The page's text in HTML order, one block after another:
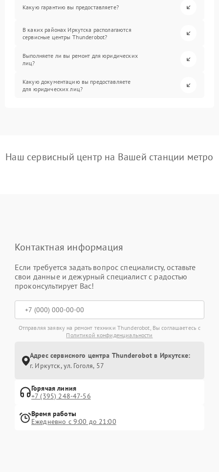
Какую гарантию вы предоставляете?
В каких районах Иркутска располагаются
сервисные центры Thunderobot?
Выполняете ли вы ремонт для юридических
лиц?
Какую документацию вы предоставляете
для юридических лиц?
Наш сервисный центр на Вашей станции метро
Контактная информация
Если требуется задать вопрос специалисту, оставьте
свои данные и дежурный специалист с радостью
проконсультирует Вас!
Отправляя заявку на ремонт техники Thunderobot, Вы соглашаетесь с
Политикой конфиденциальности
Адрес сервисного центра Thunderobot в Иркутске:
г. Иркутск, ул. ​Гоголя, 57
Горячая линия
+7 (395) 248-47-56
Время работы
Ежедневно с 9:00 до 21:00